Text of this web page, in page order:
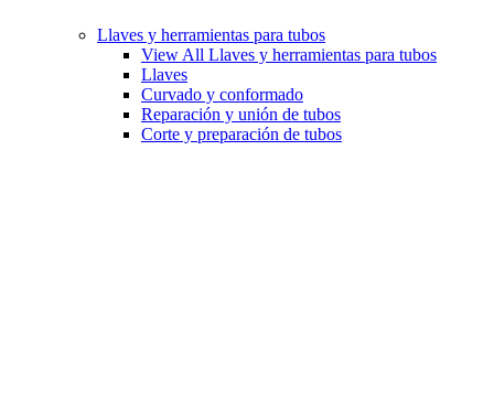
Llaves y herramientas para tubos
View All Llaves y herramientas para tubos
Llaves
Curvado y conformado
Reparación y unión de tubos
Corte y preparación de tubos